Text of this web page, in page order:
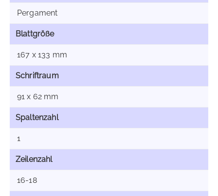
Pergament
Blattgröße
167 x 133 mm
Schriftraum
91 x 62 mm
Spaltenzahl
1
Zeilenzahl
16-18